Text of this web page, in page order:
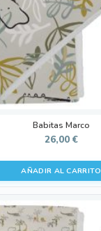
Babitas Marco
26,00 €
AÑADIR AL CARRITO